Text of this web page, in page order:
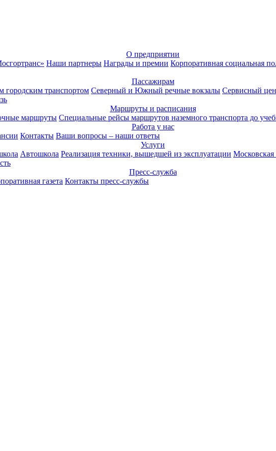
О предприятии
Наши партнеры Награды и премии Корпоративная социальная
Пассажирам
городским транспортом Северный и Южный речные вокзалы Сервисный
Маршруты и расписания
маршруты Специальные рейсы маршрутов наземного транспорта до
Работа у нас
Контакты Ваши вопросы – наши ответы
Услуги
Автошкола Реализация техники, вышедшей из эксплуатации Московская
Пресс-служба
газета Контакты пресс-службы